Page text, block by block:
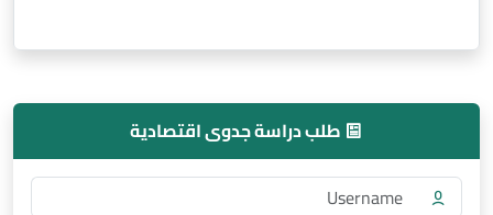
طلب دراسة جدوى اقتصادية